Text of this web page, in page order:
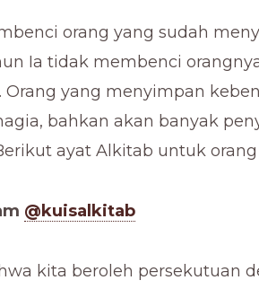
orang yang sudah
Ia tidak membenci
Orang yang menyimpan
bahkan akan banyak
ayat Alkitab untuk
@kuisalkitab
kita beroleh persekutuan